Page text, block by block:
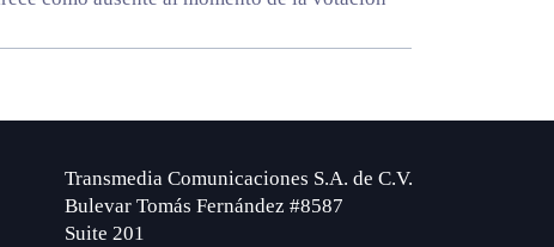
Transmedia Comunicaciones S.A. de C.V.
Bulevar Tomás Fernández #8587
Suite 201